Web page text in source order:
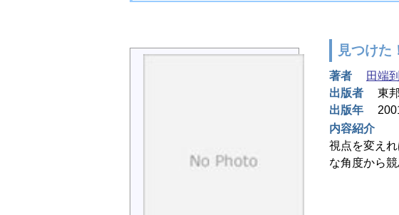
見つけた
著者
田端
出版者
東
出版年
内容紹介
視点を変え
な角度から